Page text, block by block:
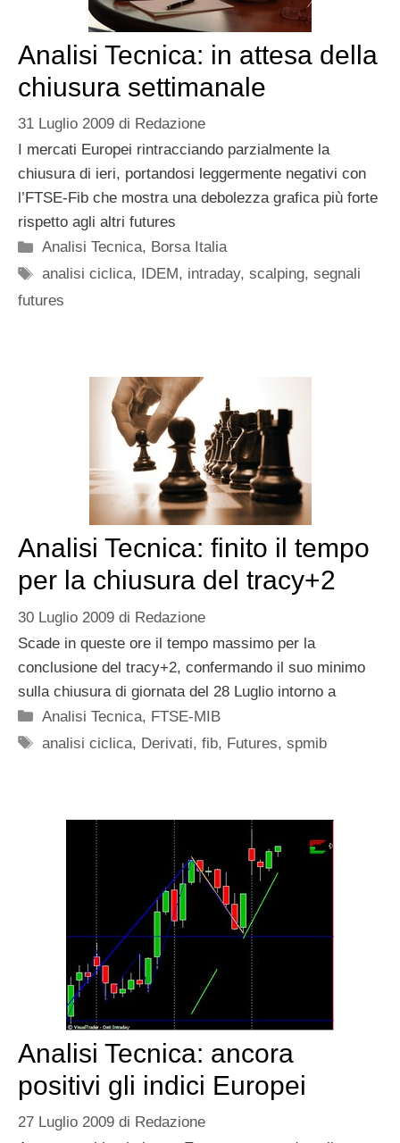
Analisi Tecnica: in attesa della
chiusura settimanale
31 Luglio 2009 di Redazione
I mercati Europei rintracciando parzialmente la
chiusura di ieri, portandosi leggermente negativi con
l’FTSE-Fib che mostra una debolezza grafica più forte
rispetto agli altri futures
Categorie
Analisi Tecnica, Borsa Italia
Tag
analisi ciclica, IDEM, intraday,scalping,segnali
futures
Analisi Tecnica: finito il tempo
per la chiusura del tracy+2
30 Luglio 2009 di Redazione
Scade in queste ore il tempo massimo per la
conclusione del tracy+2, confermando il suo minimo
sulla chiusura di giornata del 28 Luglio intorno a
Categorie
Analisi Tecnica, FTSE-MIB
Tag
analisi ciclica, Derivati,fib, Futures,spmib
Analisi Tecnica: ancora
positivi gli indici Europei
27 Luglio 2009 di Redazione